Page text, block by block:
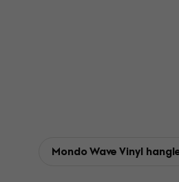
Mondo Wave Vinyl